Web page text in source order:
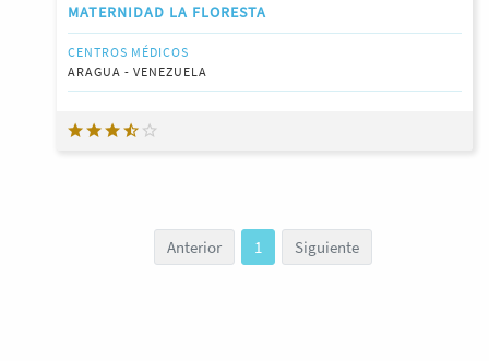
MATERNIDAD LA FLORESTA
CENTROS MÉDICOS
ARAGUA - VENEZUELA
Anterior 1 Siguiente